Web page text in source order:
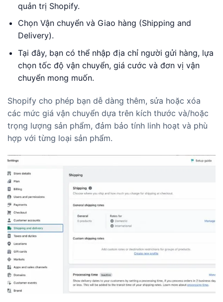
quản trị Shopify.
Chọn Vận chuyển và Giao hàng (Shipping and
Delivery).
Tại đây, bạn có thể nhập địa chỉ người gửi hàng, lựa
chọn tốc độ vận chuyển, giá cước và đơn vị vận
chuyển mong muốn.
Shopify cho phép bạn dễ dàng thêm, sửa hoặc xóa
các mức giá vận chuyển dựa trên kích thước và/hoặc
trọng lượng sản phẩm, đảm bảo tính linh hoạt và phù
hợp với từng loại sản phẩm.